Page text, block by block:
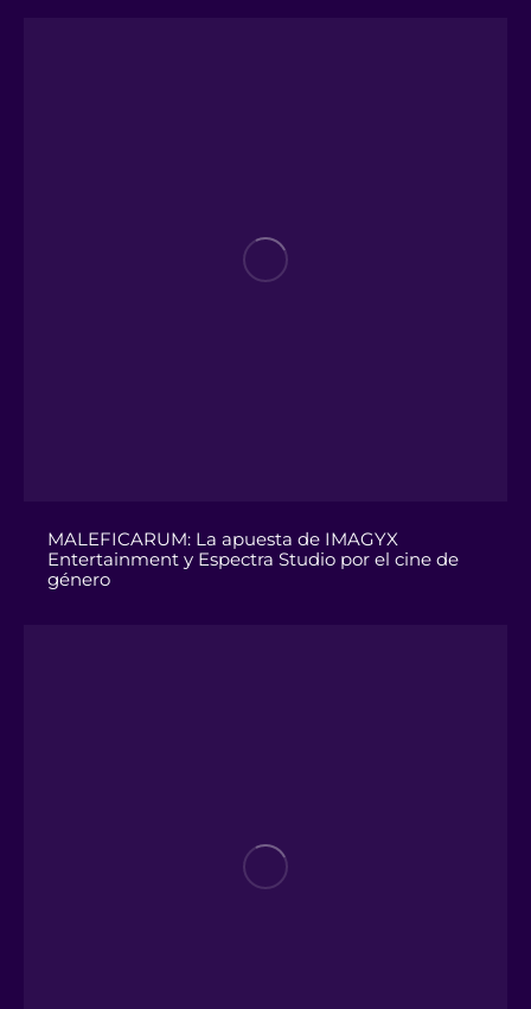
MALEFICARUM: La apuesta de IMAGYX
Entertainment y Espectra Studio por el cine de
género